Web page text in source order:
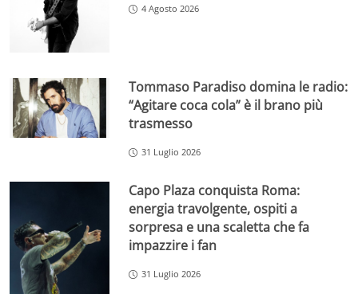
4 Agosto 2026
Tommaso Paradiso domina le radio:
“Agitare coca cola” è il brano più
trasmesso
31 Luglio 2026
Capo Plaza conquista Roma:
energia travolgente, ospiti a
sorpresa e una scaletta che fa
impazzire i fan
31 Luglio 2026